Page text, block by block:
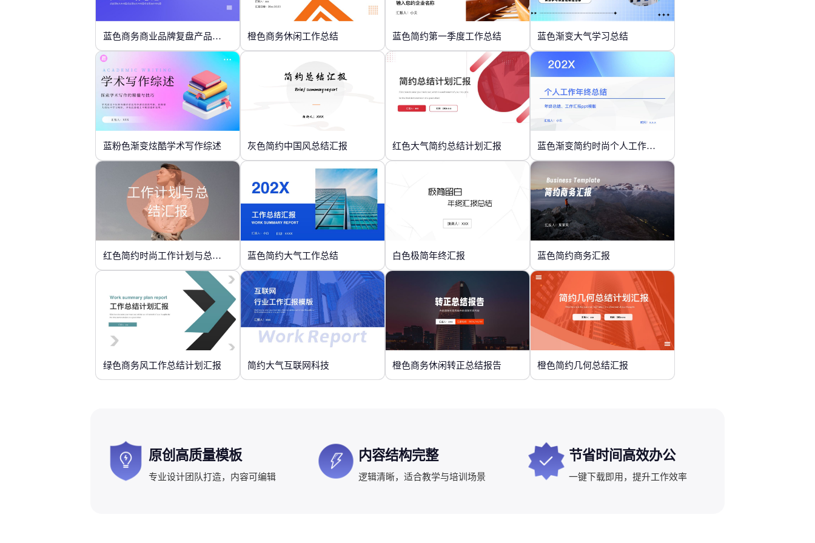
蓝色商务商业品牌复盘产品工作总结 橙色商务休闲工作总结 蓝色简约第一季度工作总结 蓝色渐变大气学习总结
蓝粉色渐变炫酷学术写作综述 灰色简约中国风总结汇报 红色大气简约总结计划汇报 蓝色渐变简约时尚个人工作年终总结
红色简约时尚工作计划与总结汇报 蓝色简约大气工作总结 白色极简年终汇报 蓝色简约商务汇报
绿色商务风工作总结计划汇报 简约大气互联网科技 橙色商务休闲转正总结报告 橙色简约几何总结汇报
原创高质量模板
专业设计团队打造，内容可编辑
内容结构完整
逻辑清晰，适合教学与培训场景
节省时间高效办公
一键下载即用，提升工作效率